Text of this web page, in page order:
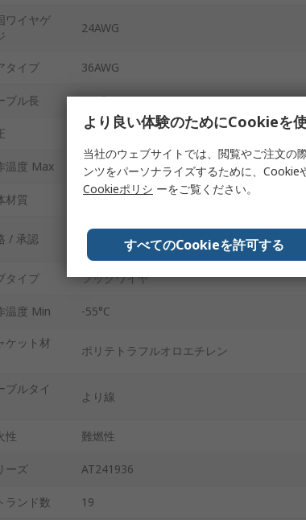
ワイヤゲ
24AWG
タイプ 36AWG
ブル長 100ft
600V
温度 Max 200°C
材質 銀めっき銅
/ 承認
EU Directive 2015/863/EU (RoHS3), EU
EC 1907/2006
タイプ フックワイヤ
温度 Min -55°C
ケット材
ポリテトラフルオロエチレン
ブルタイ
より線
性 難燃性
ーズ AT241936
ランド数 19
より良い体験のためにCookieを
当社のウェブサイトでは、閲覧やご注文の
ンツをパーソナライズするために、Cookie
Cookieポリシ ーをご覧ください。
すべてのCookieを許可する